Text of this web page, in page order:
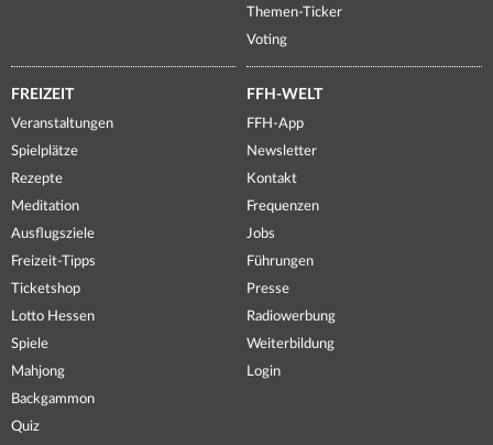
Themen-Ticker
Voting
FREIZEIT
Veranstaltungen
Spielplätze
Rezepte
Meditation
Ausflugsziele
Freizeit-Tipps
Ticketshop
Lotto Hessen
Spiele
Mahjong
Backgammon
Quiz
FFH-WELT
FFH-App
Newsletter
Kontakt
Frequenzen
Jobs
Führungen
Presse
Radiowerbung
Weiterbildung
Login